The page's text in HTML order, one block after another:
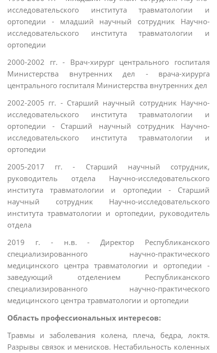
исследовательского института травматологии и
ортопедии - младший научный сотрудник Научно-
исследовательского института травматологии и
ортопедии
2000-2002 гг. - Врач-хирург центрального госпиталя
Министерства внутренних дел - врача-хирурга
центрального госпиталя Министерства внутренних дел
2002-2005 гг. - Старший научный сотрудник Научно-
исследовательского института травматологии и
ортопедии - Старший научный сотрудник Научно-
исследовательского института травматологии и
ортопедии
2005-2017 гг. - Старший научный сотрудник,
руководитель отдела Научно-исследовательского
института травматологии и ортопедии - Старший
научный сотрудник Научно-исследовательского
института травматологии и ортопедии, руководитель
отдела
2019 г. - н.в. - Директор Республиканского
специализированного научно-практического
медицинского центра травматологии и ортопедии -
заведующий отделением Республиканского
специализированного научно-практического
медицинского центра травматологии и ортопедии
Область профессиональных интересов:
Травмы и заболевания колена, плеча, бедра, локтя.
Разрывы связок и менисков. Нестабильность коленных